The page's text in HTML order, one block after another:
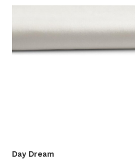
Day Dream